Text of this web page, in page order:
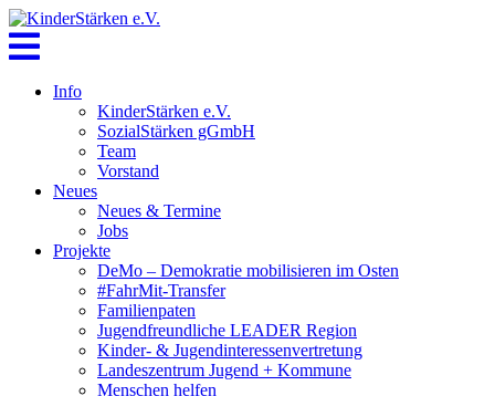
Skip
to
content
Info
KinderStärken e.V.
SozialStärken gGmbH
Team
Vorstand
Neues
Neues & Termine
Jobs
Projekte
DeMo – Demokratie mobilisieren im Osten
#FahrMit-Transfer
Familienpaten
Jugendfreundliche LEADER Region
Kinder- & Jugendinteressenvertretung
Landeszentrum Jugend + Kommune
Menschen helfen